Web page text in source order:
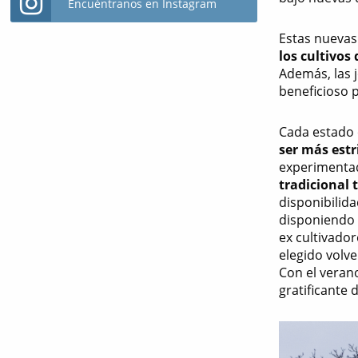
Estas
los cultivos
Además, las
beneficioso
Cada
ser más
tradicional
ex
elegido
Con el
gratificante
Encuéntranos en Instagram